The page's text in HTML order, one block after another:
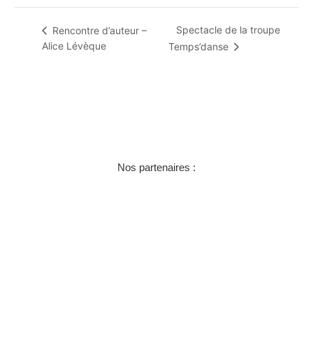
Rencontre d’auteur –
Alice Lévèque
Spectacle de la troupe
Temps’danse
Nos partenaires :